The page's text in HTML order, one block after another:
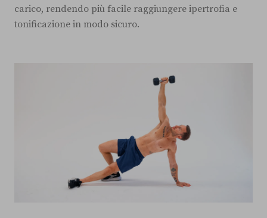
carico, rendendo più facile raggiungere ipertrofia e
tonificazione in modo sicuro.